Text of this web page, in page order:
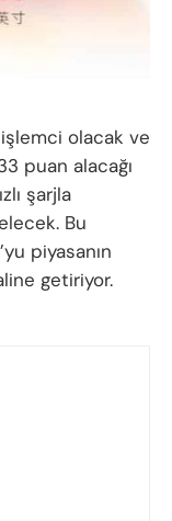
olacak ve
puan alacağı
şarjla
Bu
piyasanın
getiriyor.